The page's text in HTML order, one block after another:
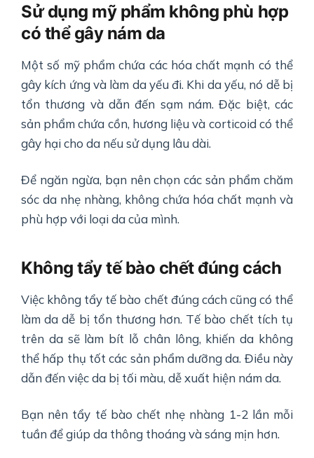
Sử dụng mỹ phẩm không phù hợp
có thể gây nám da
Một số mỹ phẩm chứa các hóa chất mạnh có thể
gây kích ứng và làm da yếu đi. Khi da yếu, nó dễ bị
tổn thương và dẫn đến sạm nám. Đặc biệt, các
sản phẩm chứa cồn, hương liệu và corticoid có thể
gây hại cho da nếu sử dụng lâu dài.
Để ngăn ngừa, bạn nên chọn các sản phẩm chăm
sóc da nhẹ nhàng, không chứa hóa chất mạnh và
phù hợp với loại da của mình.
Không tẩy tế bào chết đúng cách
Việc không tẩy tế bào chết đúng cách cũng có thể
làm da dễ bị tổn thương hơn. Tế bào chết tích tụ
trên da sẽ làm bít lỗ chân lông, khiến da không
thể hấp thụ tốt các sản phẩm dưỡng da. Điều này
dẫn đến việc da bị tối màu, dễ xuất hiện nám da.
Bạn nên tẩy tế bào chết nhẹ nhàng 1-2 lần mỗi
tuần để giúp da thông thoáng và sáng mịn hơn.